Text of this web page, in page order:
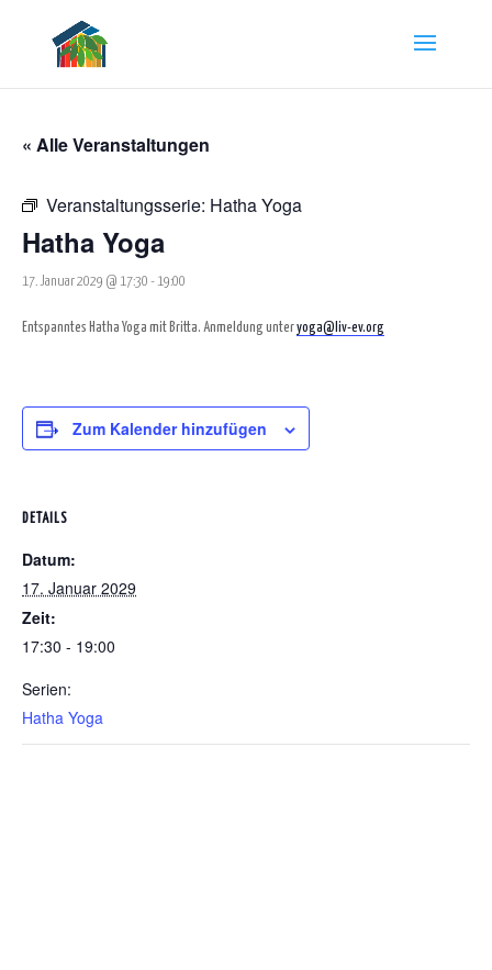
« Alle Veranstaltungen
Veranstaltungsserie: Hatha Yoga
Hatha Yoga
17. Januar 2029 @ 17:30 - 19:00
Entspanntes Hatha Yoga mit Britta. Anmeldung unteryoga@liv-ev.org
Zum Kalender hinzufügen
DETAILS
Datum:
17. Januar 2029
Zeit:
17:30 - 19:00
Serien:
Hatha Yoga